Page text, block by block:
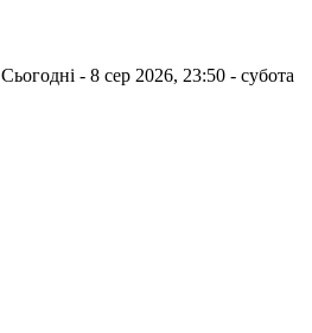
Сьогодні - 8 сер 2026, 23:50 - субота